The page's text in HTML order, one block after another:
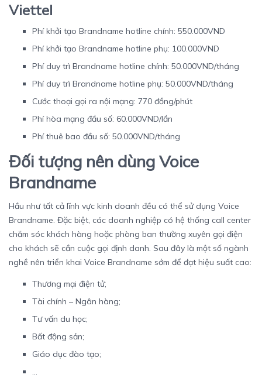
Viettel
Phí khởi tạo Brandname hotline chính: 550.000VND
Phí khởi tạo Brandname hotline phụ: 100.000VND
Phí duy trì Brandname hotline chính: 50.000VND/tháng
Phí duy trì Brandname hotline phụ: 50.000VND/tháng
Cước thoại gọi ra nội mạng: 770 đồng/phút
Phí hòa mạng đầu số: 60.000VND/lần
Phí thuê bao đầu số: 50.000VND/tháng
Đối tượng nên dùng Voice
Brandname
Hầu như tất cả lĩnh vực kinh doanh đều có thể sử dụng Voice
Brandname. Đặc biệt, các doanh nghiệp có hệ thống call center
chăm sóc khách hàng hoặc phòng ban thường xuyên gọi điện
cho khách sẽ cần cuộc gọi định danh. Sau đây là một số ngành
nghề nên triển khai Voice Brandname sớm để đạt hiệu suất cao:
Thương mại điện tử;
Tài chính – Ngân hàng;
Tư vấn du học;
Bất động sản;
Giáo dục đào tạo;